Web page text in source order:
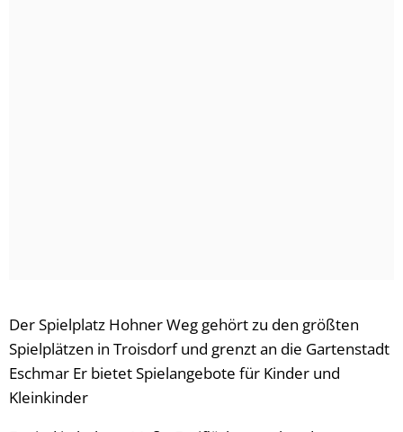
Der Spielplatz Hohner Weg gehört zu den größten
Spielplätzen in Troisdorf und grenzt an die Gartenstadt
Eschmar Er bietet Spielangebote für Kinder und
Kleinkinder